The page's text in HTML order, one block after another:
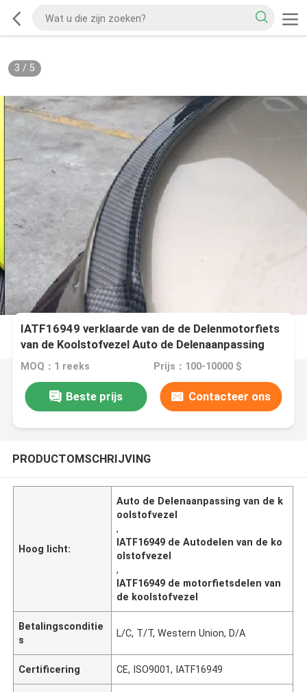
3 / 5
IATF16949 verklaarde van de de Delenmotorfiets
van de Koolstofvezel Auto de Delenaanpassing
MOQ：1 reeks Prijs：100-10000 $
Beste prijs Contacteer ons
PRODUCTOMSCHRIJVING
Hoog licht:
Auto de Delenaanpassing van de k
oolstofvezel
,
IATF16949 de Autodelen van de ko
olstofvezel
,
IATF16949 de motorfietsdelen van
de koolstofvezel
Betalingsconditie
s
L/C, T/T, Western Union, D/A
Certificering CE, ISO9001, IATF16949